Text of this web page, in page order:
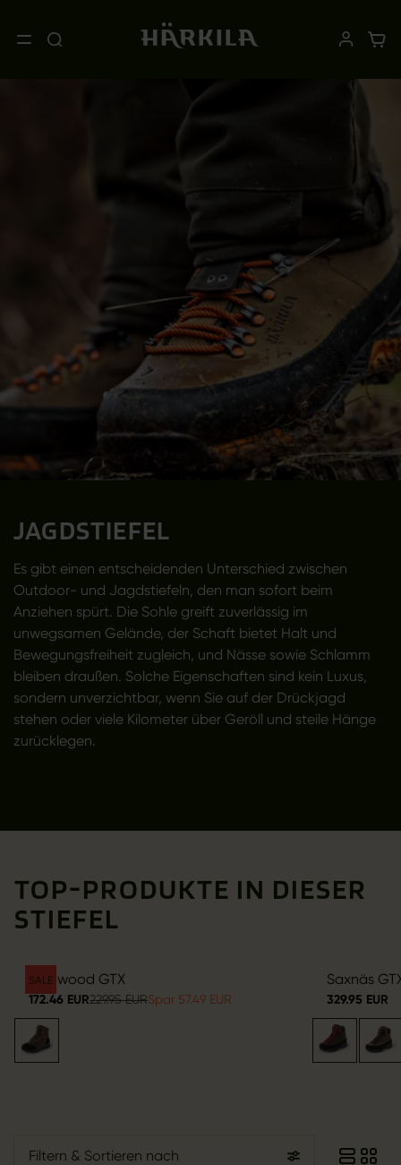
JAGDSTIEFEL
Es gibt einen entscheidenden Unterschied zwischen
Outdoor- und Jagdstiefeln, den man sofort beim
Anziehen spürt. Die Sohle greift zuverlässig im
unwegsamen Gelände, der Schaft bietet Halt und
Bewegungsfreiheit zugleich, und Nässe sowie Schlamm
bleiben draußen. Solche Eigenschaften sind kein Luxus,
sondern unverzichtbar, wenn Sie auf der Drückjagd
stehen oder viele Kilometer über Geröll und steile Hänge
zurücklegen.
TOP-PRODUKTE IN DIESER
STIEFEL
SALE
Wildwood GTX
172.46 EUR229.95 EURSpar 57.49 EUR
Saxnäs
329.95 EUR
Filtern & Sortieren nach